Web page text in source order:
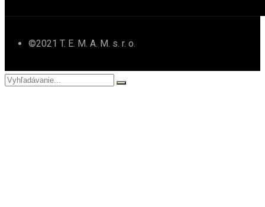
©2021 T. E. M. A. M. s. r. o.